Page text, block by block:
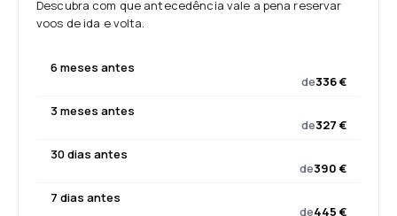
Descubra com que antecedência vale a pena reservar
voos de ida e volta.
6 meses antes
de336 €
3 meses antes
de327 €
30 dias antes
de390 €
7 dias antes
de445 €